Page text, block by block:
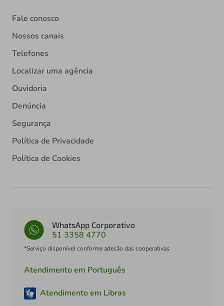
Fale conosco
Nossos canais
Telefones
Localizar uma agência
Ouvidoria
Denúncia
Segurança
Política de Privacidade
Política de Cookies
WhatsApp Corporativo
51 3358 4770
*Serviço disponível conforme adesão das cooperativas
Atendimento em Português
Atendimento em Libras